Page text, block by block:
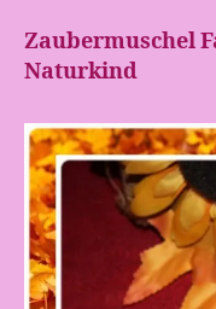
Zaubermuschel
Naturkind